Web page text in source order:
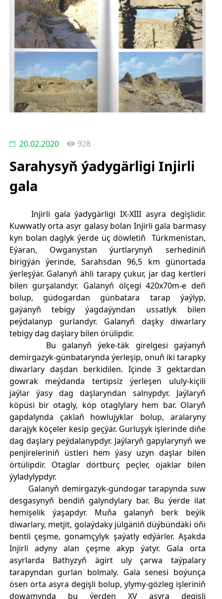
20.02.2020 928
Sarahysyň ýadygärligi Injirli
gala
Injirli gala ýadygärligi IX-XIII asyra degişlidir.
Kuwwatly orta asyr galasy bolan Injirli gala barmasy
kyn bolan daglyk ýerde üç döwletiň Türkmenistan,
Eýaran, Owganystan ýurtlarynyň serhediniň
birigýän ýerinde, Sarahsdan 96,5 km günortada
ýerleşýär. Galanyň ähli tarapy çukur, jar dag kertleri
bilen gurşalandyr. Galanyň ölçegi 420x70m-e deň
bolup, güdogardan günbatara tarap ýaýlyp,
gaýanyň tebigy ýagdaýyndan ussatlyk bilen
peýdalanyp gurlandyr. Galanyň daşky diwarlary
tebigy dag daşlary bilen örülipdir.
Bu galanyň ýeke-täk girelgesi gaýanyň
demirgazyk-günbatarynda ýerleşip, onuň iki tarapky
diwarlary daşdan berkidilen. Içinde 3 gektardan
gowrak meýdanda tertipsiz ýerleşen ululy-kiçili
jaýlar ýasy dag daşlaryndan salnypdyr. Jaýlaryň
köpüsi bir otagly, köp otaglylary hem bar. Olaryň
gapdalynda çaklaň howlujyklar bolup, aralaryny
darajyk köçeler kesip geçýär. Gurluşyk işlerinde diňe
dag daşlary peýdalanypdyr. Jaýlaryň gapylarynyň we
penjireleriniň üstleri hem ýasy uzyn daşlar bilen
örtülipdir. Otaglar dörtburç peçler, ojaklar bilen
ýyladylypdyr.
Galanyň demirgazyk-gündogar tarapynda suw
desgasynyň bendiň galyndylary bar. Bu ýerde ilat
hemişelik ýaşapdyr. Muňa galanyň berk beýik
diwarlary, metjit, golaýdaky jülgäniň düýbündäki öňi
bentli çeşme, gonamçylyk şaýatly edýärler. Aşakda
Injirli adyny alan çeşme akyp ýatyr. Gala orta
asyrlarda Bathyzyň ägirt uly çarwa taýpalary
tarapyndan gurlan bolmaly. Gala senesi boýunça
ösen orta asyra degişli bolup, ylymy-gözleg işleriniň
dowamynda bu ýerden XV asyra degişli